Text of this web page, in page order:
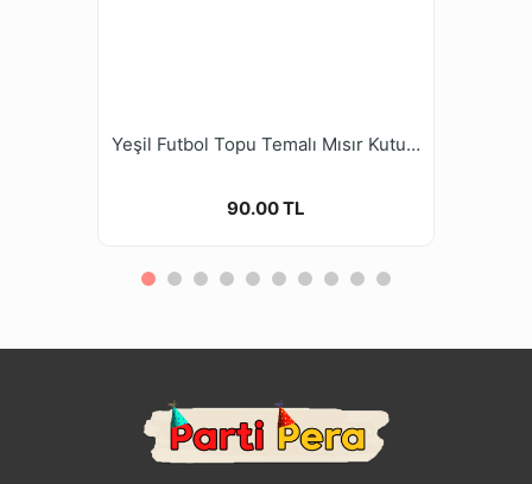
Yeşil Futbol Topu Temalı Mısır Kutusu 8 Adet
90.00 TL